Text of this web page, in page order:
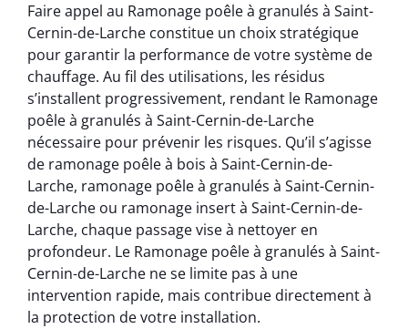
Faire appel au Ramonage poêle à granulés à Saint-
Cernin-de-Larche constitue un choix stratégique
pour garantir la performance de votre système de
chauffage. Au fil des utilisations, les résidus
s’installent progressivement, rendant le Ramonage
poêle à granulés à Saint-Cernin-de-Larche
nécessaire pour prévenir les risques. Qu’il s’agisse
de ramonage poêle à bois à Saint-Cernin-de-
Larche, ramonage poêle à granulés à Saint-Cernin-
de-Larche ou ramonage insert à Saint-Cernin-de-
Larche, chaque passage vise à nettoyer en
profondeur. Le Ramonage poêle à granulés à Saint-
Cernin-de-Larche ne se limite pas à une
intervention rapide, mais contribue directement à
la protection de votre installation.